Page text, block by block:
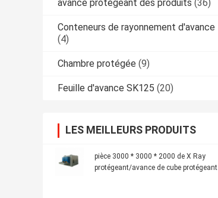
avance protégeant des produits (36)
Conteneurs de rayonnement d'avance
(4)
Chambre protégée (9)
Feuille d'avance SK125 (20)
LES MEILLEURS PRODUITS
pièce 3000 * 3000 * 2000 de X Ray
protégeant/avance de cube protégeant